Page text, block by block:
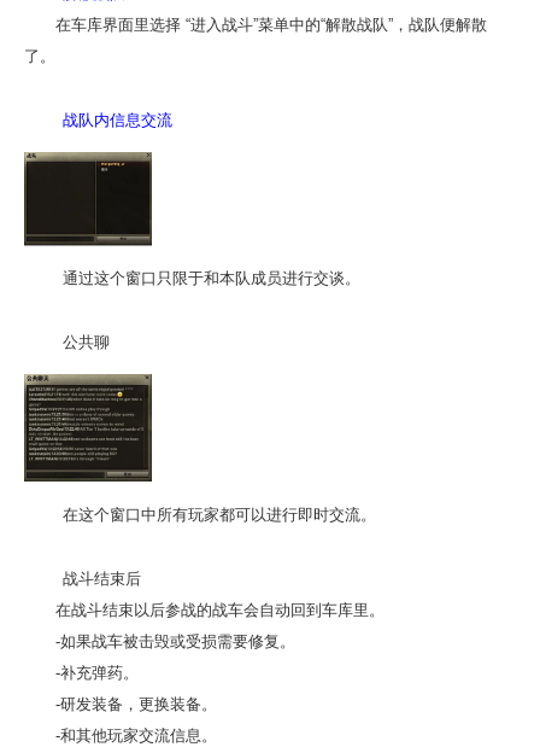
在车库界面里选择 “进入战斗”菜单中的“解散战队”，战队便解散
了。
战队内信息交流
通过这个窗口只限于和本队成员进行交谈。
公共聊
在这个窗口中所有玩家都可以进行即时交流。
战斗结束后
在战斗结束以后参战的战车会自动回到车库里。
-如果战车被击毁或受损需要修复。
-补充弹药。
-研发装备，更换装备。
-和其他玩家交流信息。